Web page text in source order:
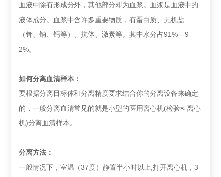
血液中除有形成分外，其他部分即为血浆。血浆是血液中的
液体成分。血浆中含许多重要物质，有蛋白质、无机盐
（钾、钠、钙等）、抗体、激素等。其中水分占91%---9
2%。
如何分离血清样本：
要根据分离目标体和分离精度要求结合你的分离设备来确定
的，一般分离血清常见的就是小型的医用离心机(检验科离心
机)分离血清样本。
分离方法：
一般情况下，室温（37度）静置半小时以上,打开离心机，3